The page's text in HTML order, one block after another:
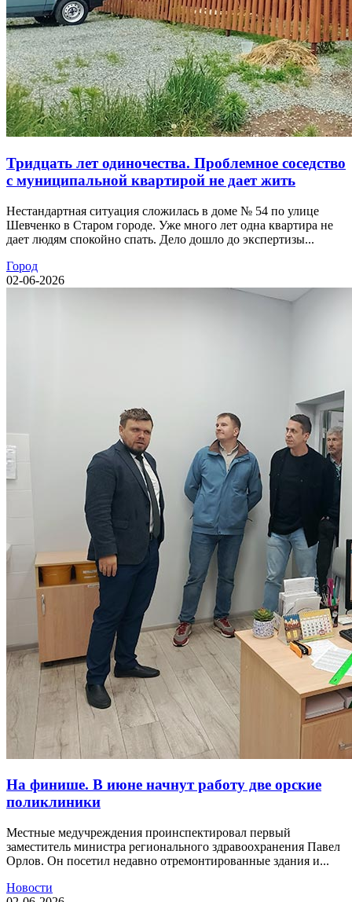
Тридцать лет одиночества. Проблемное соседство
с муниципальной квартирой не дает жить
Нестандартная ситуация сложилась в доме № 54 по улице
Шевченко в Старом городе. Уже много лет одна квартира не
дает людям спокойно спать. Дело дошло до экспертизы...
Город
02-06-2026
На финише. В июне начнут работу две орские
поликлиники
Местные медучреждения проинспектировал первый
заместитель министра регионального здравоохранения Павел
Орлов. Он посетил недавно отремонтированные здания и...
Новости